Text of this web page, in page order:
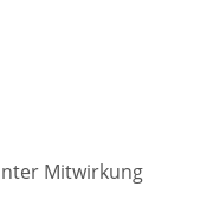
Mitwirkung